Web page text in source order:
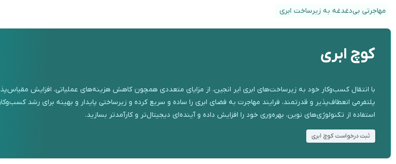
مهاجرتی بی‌دغدغه به زیرساخت ابری
کوچ ابری
با انتقال کسب‌وکار خود به زیرساخت‌های ابری ایر انجین، از مزایای متعددی همچون کاهش هزینه‌های عملیاتی، افزایش
پلتفرمی انعطاف‌پذیر و قدرتمند، فرایند مهاجرت به فضای ابری را ساده و سریع کرده و زیرساختی پایدار و بهینه برای رشد
استفاده از تکنولوژی‌های نوین، بهره‌وری خود را افزایش داده و آینده‌ای دیجیتال‌تر و کارآمدتر بسازید.
ثبت درخواست کوچ ابری